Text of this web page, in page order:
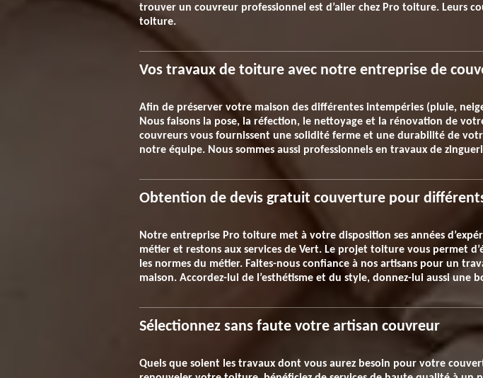
trouver un couvreur professionnel est d’aller chez Pro toiture. Leurs
toiture.
Vos travaux de toiture avec notre entreprise de
Afin de préserver votre maison des différentes intempéries (pluie,
Nous faisons la pose, la réfection, le nettoyage et la rénovation de
couvreurs vous fournissent une solidité ferme et une durabilité de
notre équipe. Nous sommes aussi professionnels en travaux de
Obtention de devis gratuit couverture pour
Notre entreprise Pro toiture met à votre disposition ses années
métier et restons aux services de Vert. Le projet toiture vous permet
les normes du métier. Faites-nous confiance à nos artisans pour un
maison. Accordez-lui de l’esthétisme et du style, donnez-lui aussi
Sélectionnez sans faute votre artisan couvreur
Quels que soient les travaux dont vous aurez besoin pour votre